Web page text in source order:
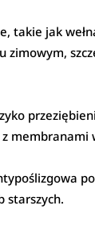
takie jak
starszych.